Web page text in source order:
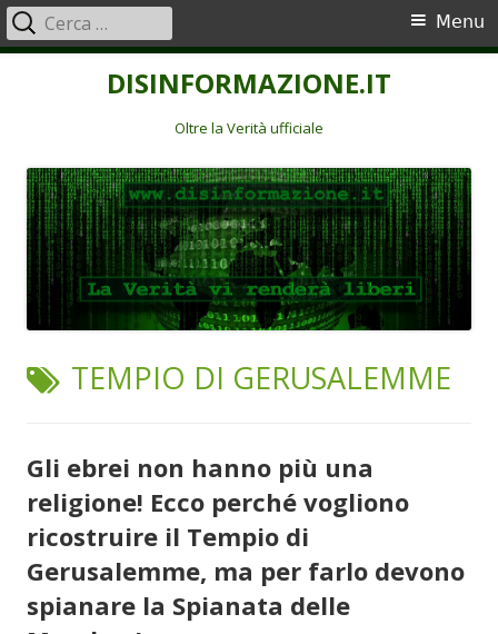
DISINFORMAZIONE.IT
Oltre la Verità ufficiale
Menu
principale
Menu
Ricerca
per:
TAG:
TEMPIO DI GERUSALEMME
Gli ebrei non hanno più una
religione! Ecco perché vogliono
ricostruire il Tempio di
Gerusalemme, ma per farlo devono
spianare la Spianata delle